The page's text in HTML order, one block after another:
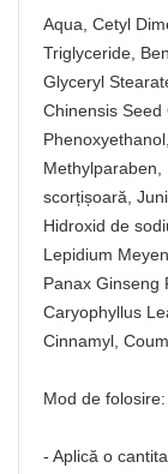
Aqua, Cetyl
Triglyceride,
Glyceryl
Chinensis Seed
Methylparaben,
scorțișoară,
Hidroxid de
Lepidium
Panax Ginseng
Caryophyllus
Cinnamyl,
Mod de folosire:
- Aplică o